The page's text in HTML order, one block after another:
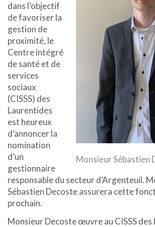
Monsieur Sébastien
dans l’objectif
de favoriser la
gestion de
proximité, le
Centre intégré
de santé et de
services
sociaux
(CISSS) des
Laurentides
est heureux
d’annoncer la
nomination
d’un
gestionnaire
responsable du secteur d’Argenteuil.
Sébastien Decoste assurera cette
prochain.
Monsieur Decoste œuvre au CISSS des